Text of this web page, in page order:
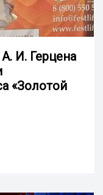
И. Герцена
«Золотой